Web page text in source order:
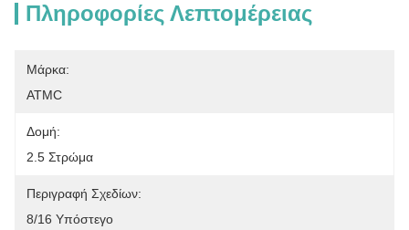
Πληροφορίες Λεπτομέρειας
Μάρκα:
ATMC
Δομή:
2.5 Στρώμα
Περιγραφή Σχεδίων:
8/16 Υπόστεγο